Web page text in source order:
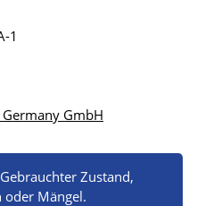
1
GmbH
Zustand,
oder Mängel.